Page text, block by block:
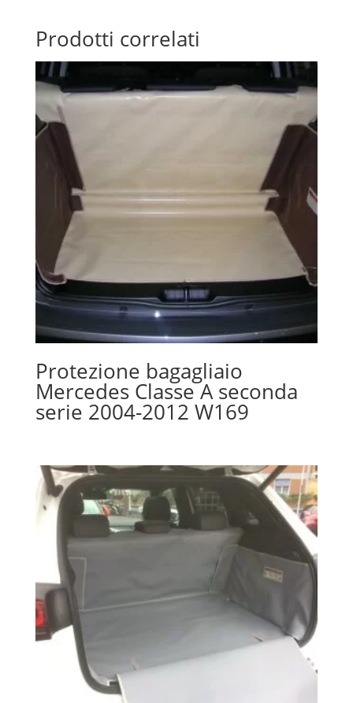
Prodotti correlati
Protezione bagagliaio
Mercedes Classe A seconda
serie 2004-2012 W169